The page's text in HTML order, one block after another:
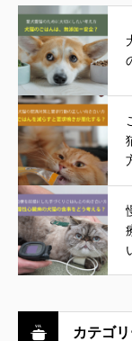
カテゴ